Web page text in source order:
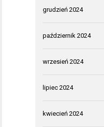
grudzień 2024
październik 2024
wrzesień 2024
lipiec 2024
kwiecień 2024